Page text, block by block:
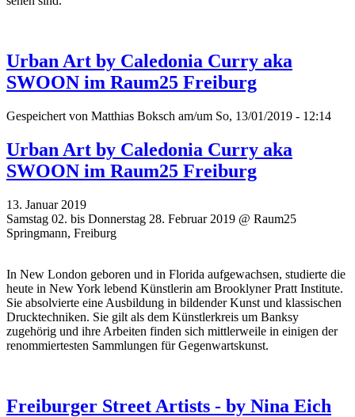
Urban Art by Caledonia Curry aka
SWOON im Raum25 Freiburg
Gespeichert von Matthias Boksch am/um So, 13/01/2019 - 12:14
Urban Art by Caledonia Curry aka
SWOON im Raum25 Freiburg
13. Januar 2019
Samstag 02. bis Donnerstag 28. Februar 2019 @ Raum25
Springmann, Freiburg
In New London geboren und in Florida aufgewachsen, studierte die
heute in New York lebend Künstlerin am Brooklyner Pratt Institute.
Sie absolvierte eine Ausbildung in bildender Kunst und klassischen
Drucktechniken. Sie gilt als dem Künstlerkreis um Banksy
zugehörig und ihre Arbeiten finden sich mittlerweile in einigen der
renommiertesten Sammlungen für Gegenwartskunst.
Freiburger Street Artists - by Nina Eich